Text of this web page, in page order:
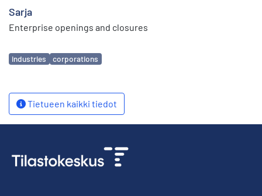
Sarja
Enterprise openings and closures
Avainsanat
industries corporations
Tietueen kaikki tiedot